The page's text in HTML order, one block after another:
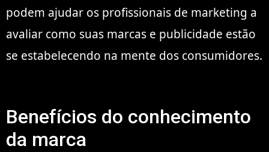
podem ajudar os profissionais de marketing a
avaliar como suas marcas e publicidade estão
se estabelecendo na mente dos consumidores.
Benefícios do conhecimento
da marca